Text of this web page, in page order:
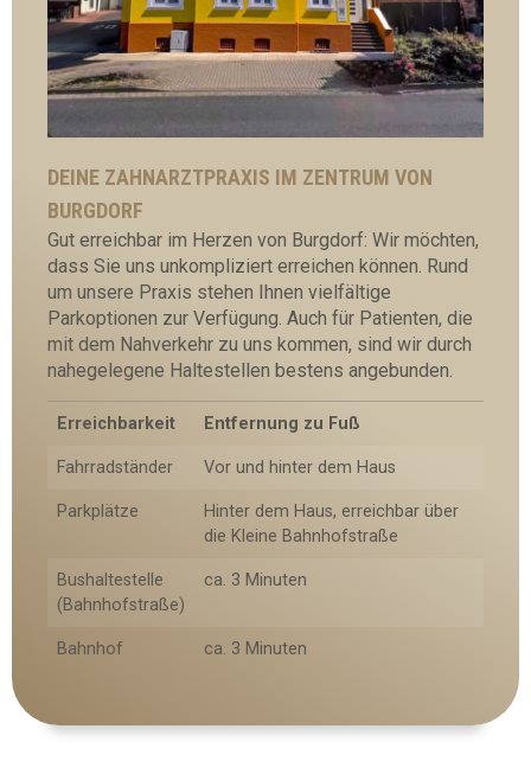
DEINE ZAHNARZTPRAXIS IM ZENTRUM VON
BURGDORF
Gut erreichbar im Herzen von Burgdorf: Wir möchten,
dass Sie uns unkompliziert erreichen können. Rund
um unsere Praxis stehen Ihnen vielfältige
Parkoptionen zur Verfügung. Auch für Patienten, die
mit dem Nahverkehr zu uns kommen, sind wir durch
nahegelegene Haltestellen bestens angebunden.
Erreichbarkeit Entfernung zu Fuß
Fahrradständer Vor und hinter dem Haus
Parkplätze
Hinter dem Haus, erreichbar über
die Kleine Bahnhofstraße
Bushaltestelle
(Bahnhofstraße)
ca. 3 Minuten
Bahnhof ca. 3 Minuten